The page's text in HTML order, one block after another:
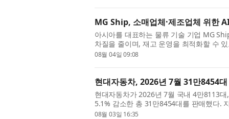
MG Ship, 소매업체·제조업체 위한
아시아를 대표하는 물류 기술 기업 MG
차질을 줄이며, 재고 운영을 최적화할 수
폼을 출시했다고 밝혔다. 회사는 플랫폼
08월 04일 09:08
현대자동차, 2026년 7월 31만8454
현대자동차가 2026년 7월 국내 4만8113
5.1% 감소한 총 31만8454대를 판매했다.
며, 해외 판매는 3.2% 감소한 것으로 집계
08월 03일 16:35